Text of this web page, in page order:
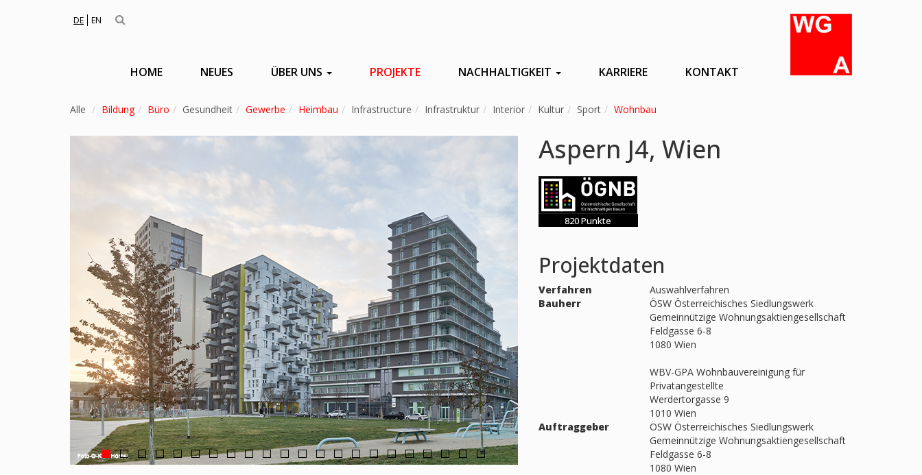
DE EN
HOME NEUES ÜBER UNS PROJEKTE NACHHALTIGKEIT KARRIERE KONTAKT
Alle Bildung Büro Gesundheit Gewerbe Heimbau Infrastructure Infrastruktur Interior Kultur Sport Wohnbau
Aspern J4, Wien
820 Punkte
Projektdaten
Verfahren
Auswahlverfahren
Bauherr
ÖSW Österreichisches Siedlungswerk
Gemeinnützige Wohnungsaktiengesellschaft
Feldgasse 6-8
1080 Wien
WBV-GPA Wohnbauvereinigung für
Privatangestellte
Werdertorgasse 9
1010 Wien
Auftraggeber
ÖSW Österreichisches Siedlungswerk
Gemeinnützige Wohnungsaktiengesellschaft
Feldgasse 6-8
1080 Wien